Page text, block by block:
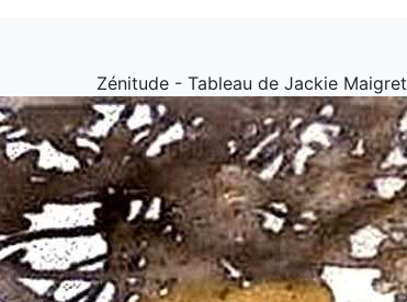
Zénitude - Tableau de Jackie Maigret